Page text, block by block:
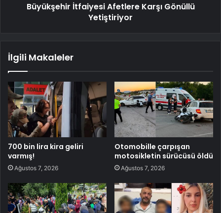
Büyükşehir İtfaiyesi Afetlere Karşı Gönüllü
Yetiştiriyor
İlgili Makaleler
700 bin lira kira geliri
varmış!
Ağustos 7, 2026
Otomobille çarpışan
motosikletin sürücüsü öldü
Ağustos 7, 2026